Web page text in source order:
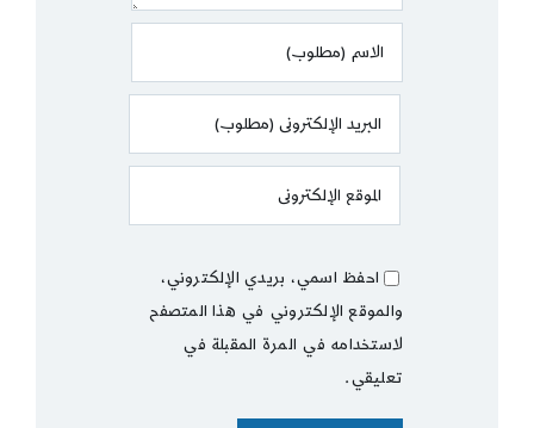
احفظ اسمي، بريدي الإلكتروني،
والموقع الإلكتروني في هذا المتصفح
لاستخدامه في المرة المقبلة في
تعليقي.